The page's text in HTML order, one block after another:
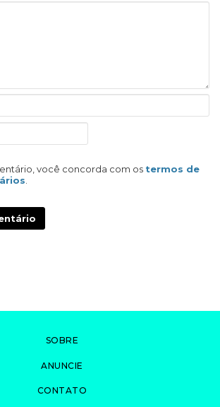
você concorda com os termos de
.
SOBRE
ANUNCIE
CONTATO